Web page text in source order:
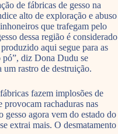
de fábricas de gesso na
alto de exploração e abuso
que trafegam pelo
dessa região é considerado
aqui segue para as
pó”, diz Dona Dudu se
rastro de destruição.
fazem implosões de
provocam rachaduras nas
gesso agora vem do estado do
extrai mais. O desmatamento